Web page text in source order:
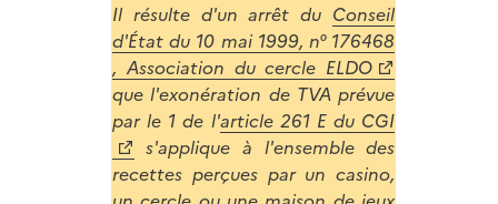
Il résulte d'un arrêt du Conseil
d'État du 10 mai 1999, n° 176468
, Association du cercle ELDO
que l'exonération de TVA prévue
par le 1 de l'article 261 E du CGI
s'applique à l'ensemble des
recettes perçues par un casino,